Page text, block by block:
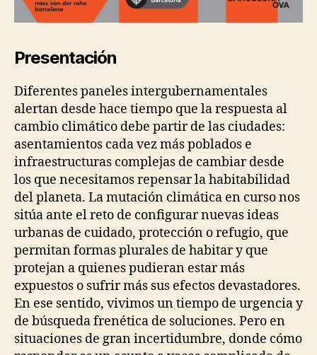
Presentación
Diferentes paneles intergubernamentales
alertan desde hace tiempo que la respuesta al
cambio climático debe partir de las ciudades:
asentamientos cada vez más poblados e
infraestructuras complejas de cambiar desde
los que necesitamos repensar la habitabilidad
del planeta. La mutación climática en curso nos
sitúa ante el reto de configurar nuevas ideas
urbanas de cuidado, protección o refugio, que
permitan formas plurales de habitar y que
protejan a quienes pudieran estar más
expuestos o sufrir más sus efectos devastadores.
En ese sentido, vivimos un tiempo de urgencia y
de búsqueda frenética de soluciones. Pero en
situaciones de gran incertidumbre, donde cómo